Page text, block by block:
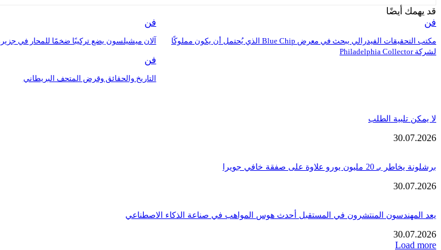
قد يهمك أيضًا
فن
مكتب التحقيقات الفيدرالي يبحث في معرض Blue Chip الذي يُحتمل أن يكون مملوكًا
لشركة Philadelphia Collector
فن
آلان ميشيلسون يضع تركيبًا ضخمًا للمحار في
فن
التاريخ والحقائق وقرض المتحف البريطاني
لا يمكن تلبية الطلب
30.07.2026
برشلونة يخاطر بـ 20 مليون يورو علاوة على صفقة خافي جويرا
30.07.2026
يعد المهندسون المنتشرون في المستقبل أحدث هوس المواهب في صناعة الذكاء الاصطناعي
30.07.2026
Load more